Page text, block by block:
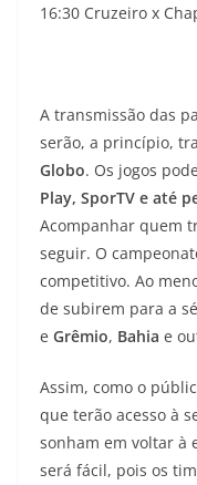
16:30 Cruzeiro x
A transmissão das
serão, a princípio,
Globo. Os jogos
Play, SporTV e até
Acompanhar quem
seguir. O
competitivo. Ao
de subirem para a
e Grêmio, Bahia e
Assim, como o
que terão acesso à
sonham em voltar à
será fácil, pois os